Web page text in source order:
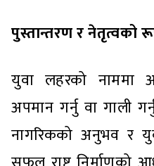
पुस्तान्तरण र नेतृत्वको
युवा लहरको नाममा
अपमान गर्नु वा गाली
नागरिकको अनुभव र